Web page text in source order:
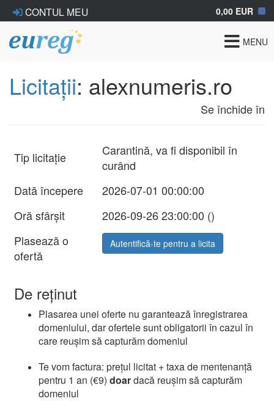
CONTUL MEU 0,00 EUR
Toggle
MENU
Licitații: alexnumeris.ro
Se închide în
Tip licitație
Carantină, va fi disponibil în
curând
Dată începere
2026-07-01 00:00:00
Oră sfârșit
2026-09-26 23:00:00 ()
Plasează o
ofertă
Autentifică-te pentru a licita
De reținut
Plasarea unei oferte nu garantează înregistrarea
domeniului, dar ofertele sunt obligatorii în cazul în
care reușim să capturăm domeniul
Te vom factura: prețul licitat + taxa de mentenanță
pentru 1 an (€9) doardacă reușim să capturăm
domeniul